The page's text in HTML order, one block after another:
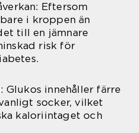
Eftersom
i kroppen än
till en jämnare
risk för
Glukos innehåller färre
socker, vilket
kaloriintaget och